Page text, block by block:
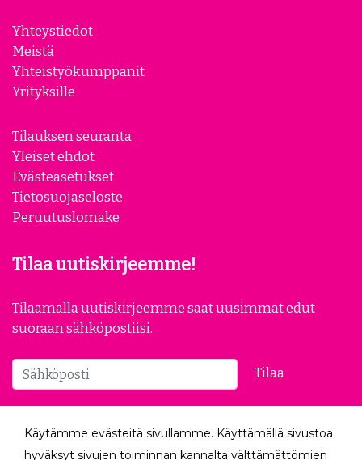
Yhteystiedot
Yhteistyökumppanit
Yrityksille
Tilauksen seuranta
Tietosuojaseloste
Tilaa uutiskirjeemme!
Tilaamalla uutiskirjeemme saat uusimmat edut
Käytämme evästeitä sivullamme. Käyttämällä sivustoa
hyväksyt sivujen toiminnan kannalta välttämättömien